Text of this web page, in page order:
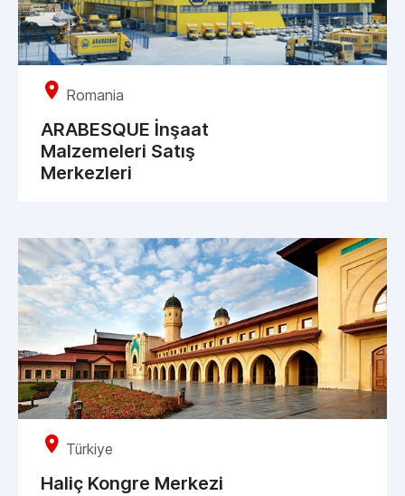
Romania
ARABESQUE İnşaat
Malzemeleri Satış
Merkezleri
Türkiye
Haliç Kongre Merkezi